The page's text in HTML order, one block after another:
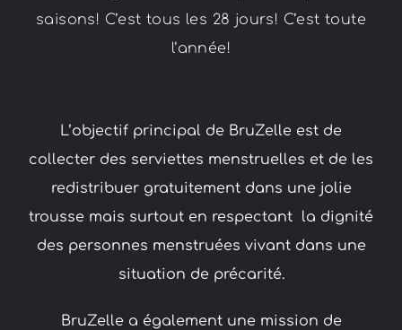
saisons! C’est tous les 28 jours! C’est toute
l’année!
L’objectif principal de BruZelle est de
collecter des serviettes menstruelles et de les
redistribuer gratuitement dans une jolie
trousse mais surtout en respectant la dignité
des personnes menstruées vivant dans une
situation de précarité.
BruZelle a également une mission de